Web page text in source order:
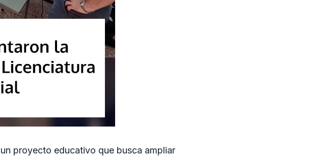
proyecto educativo que busca ampliar